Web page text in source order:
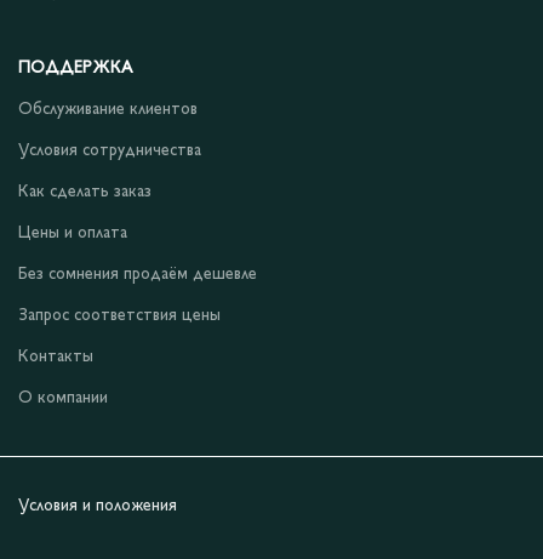
ПОДДЕРЖКА
Обслуживание клиентов
Условия сотрудничества
Как сделать заказ
Цены и оплата
Без сомнения продаём дешевле
Запрос соответствия цены
Контакты
О компании
Условия и положения